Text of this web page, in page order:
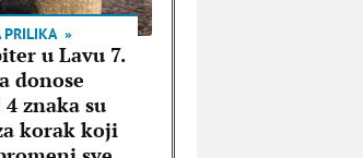
PRILIKA
u Lavu 7.
donose
znaka su
korak koji